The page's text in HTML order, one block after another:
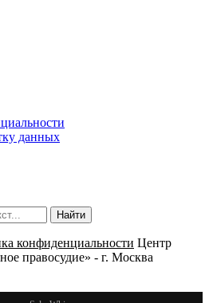
данных
конфиденциальности Центр
правосудие» - г. Москва